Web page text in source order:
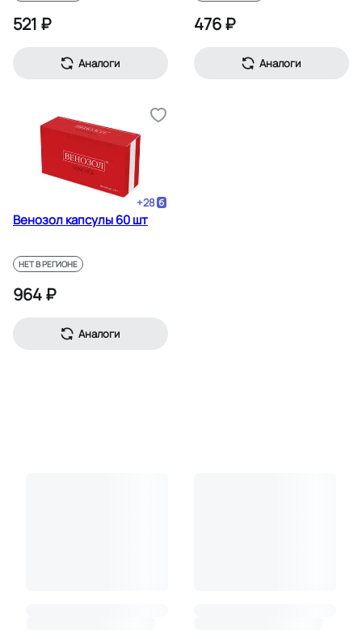
521 ₽
Аналоги
476 ₽
Аналоги
+28
Венозол капсулы 60 шт
НЕТ В РЕГИОНЕ
964 ₽
Аналоги